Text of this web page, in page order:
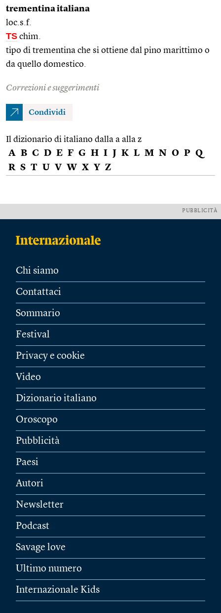
trementina italiana
loc.s.f.
TS chim.
tipo di trementina che si ottiene dal pino marittimo o
da quello domestico.
Correzioni e suggerimenti
Condividi
Il dizionario di italiano dalla a alla z
A B C D E F G H I J K L M N O P Q
R S T U V W X Y Z
PUBBLICITÀ
Chi siamo
Contattaci
Sommario
Festival
Privacy e cookie
Video
Dizionario italiano
Oroscopo
Pubblicità
Paesi
Autori
Newsletter
Podcast
Savage love
Ultimo numero
Internazionale Kids